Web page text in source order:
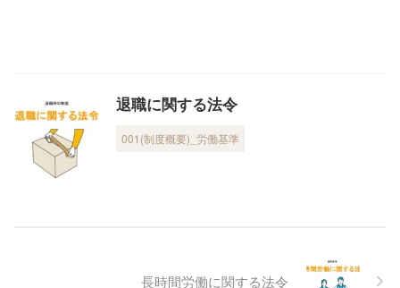
退職に関する法令
001(制度概要)_労働基準
長時間労働に関する法令